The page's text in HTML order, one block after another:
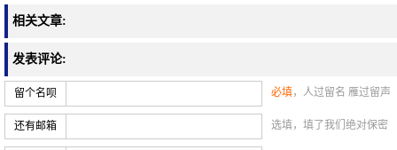
相关文章:
发表评论:
留个名呗 必填，人过留名 雁过留声
还有邮箱 选填，填了我们绝对保密